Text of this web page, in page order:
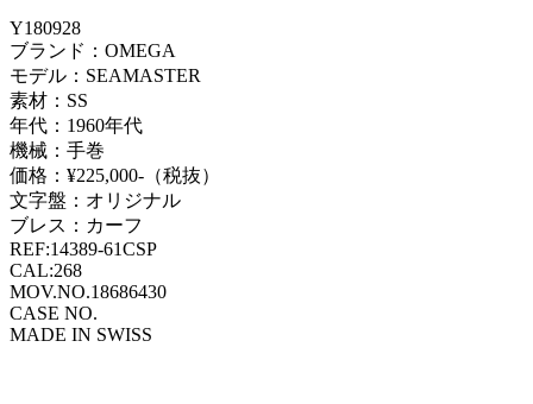
Y180928
ブランド：OMEGA
モデル：SEAMASTER
素材：SS
年代：1960年代
機械：手巻
価格：¥225,000-（税抜）
文字盤：オリジナル
ブレス：カーフ
REF:14389-61CSP
CAL:268
MOV.NO.18686430
CASE NO.
MADE IN SWISS